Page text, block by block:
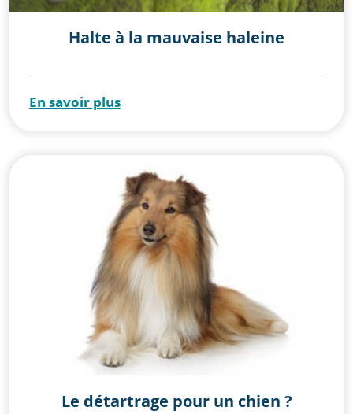
Halte à la mauvaise haleine
En savoir plus
Le détartrage pour un chien ?